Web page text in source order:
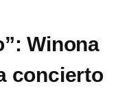
Winona
concierto